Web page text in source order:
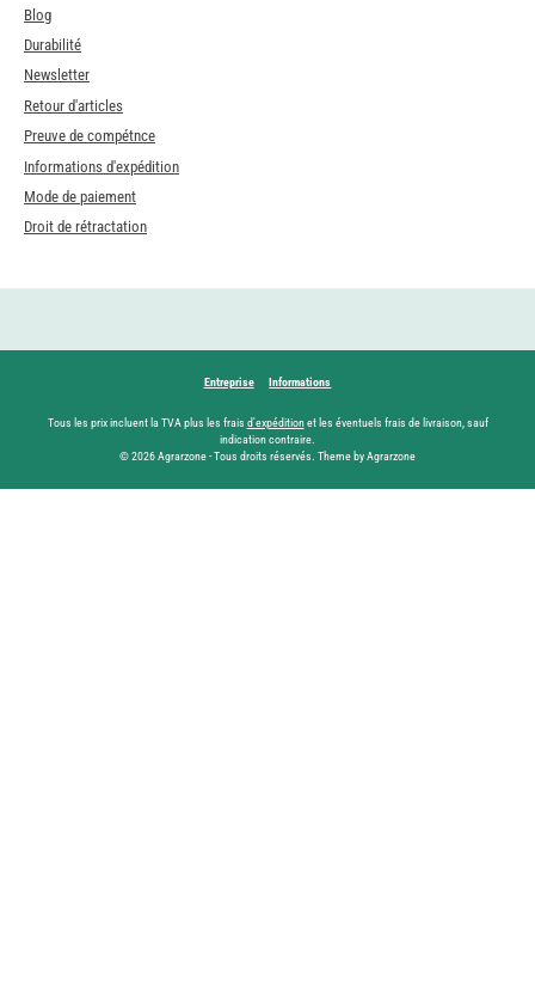
Blog
Durabilité
Newsletter
Retour d'articles
Preuve de compétnce
Informations d'expédition
Mode de paiement
Droit de rétractation
Entreprise Informations
Tous les prix incluent la TVA plus les frais d'expéditionet les éventuels frais de livraison, sauf
indication contraire.
© 2026 Agrarzone - Tous droits réservés. Theme by Agrarzone